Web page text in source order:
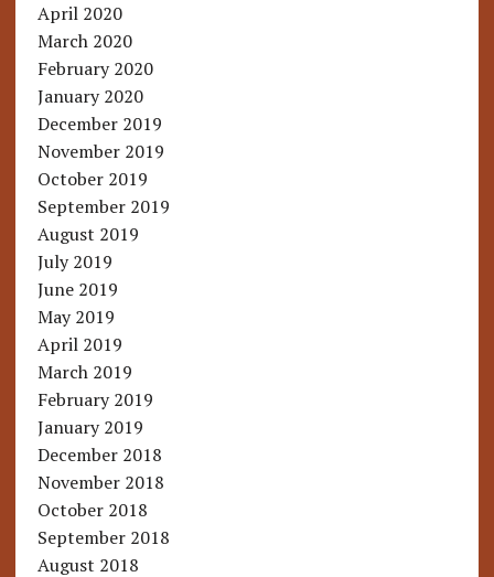
April 2020
March 2020
February 2020
January 2020
December 2019
November 2019
October 2019
September 2019
August 2019
July 2019
June 2019
May 2019
April 2019
March 2019
February 2019
January 2019
December 2018
November 2018
October 2018
September 2018
August 2018